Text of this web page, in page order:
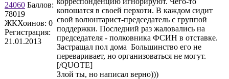
24060 Баллов:
78019
ЖКХоинов: 0
Регистрация:
21.01.2013
копошатся в своей перхоти. В каждом сидит
свой волюнтарист-председатель с группой
поддержки. Последний раз жаловались на
председателя - полковника ФСИН в отставке.
Застращал пол дома Большинство его не
переваривает, но организоваться не могут.
[/QUOTE]
Злой ты, но написал верно)))